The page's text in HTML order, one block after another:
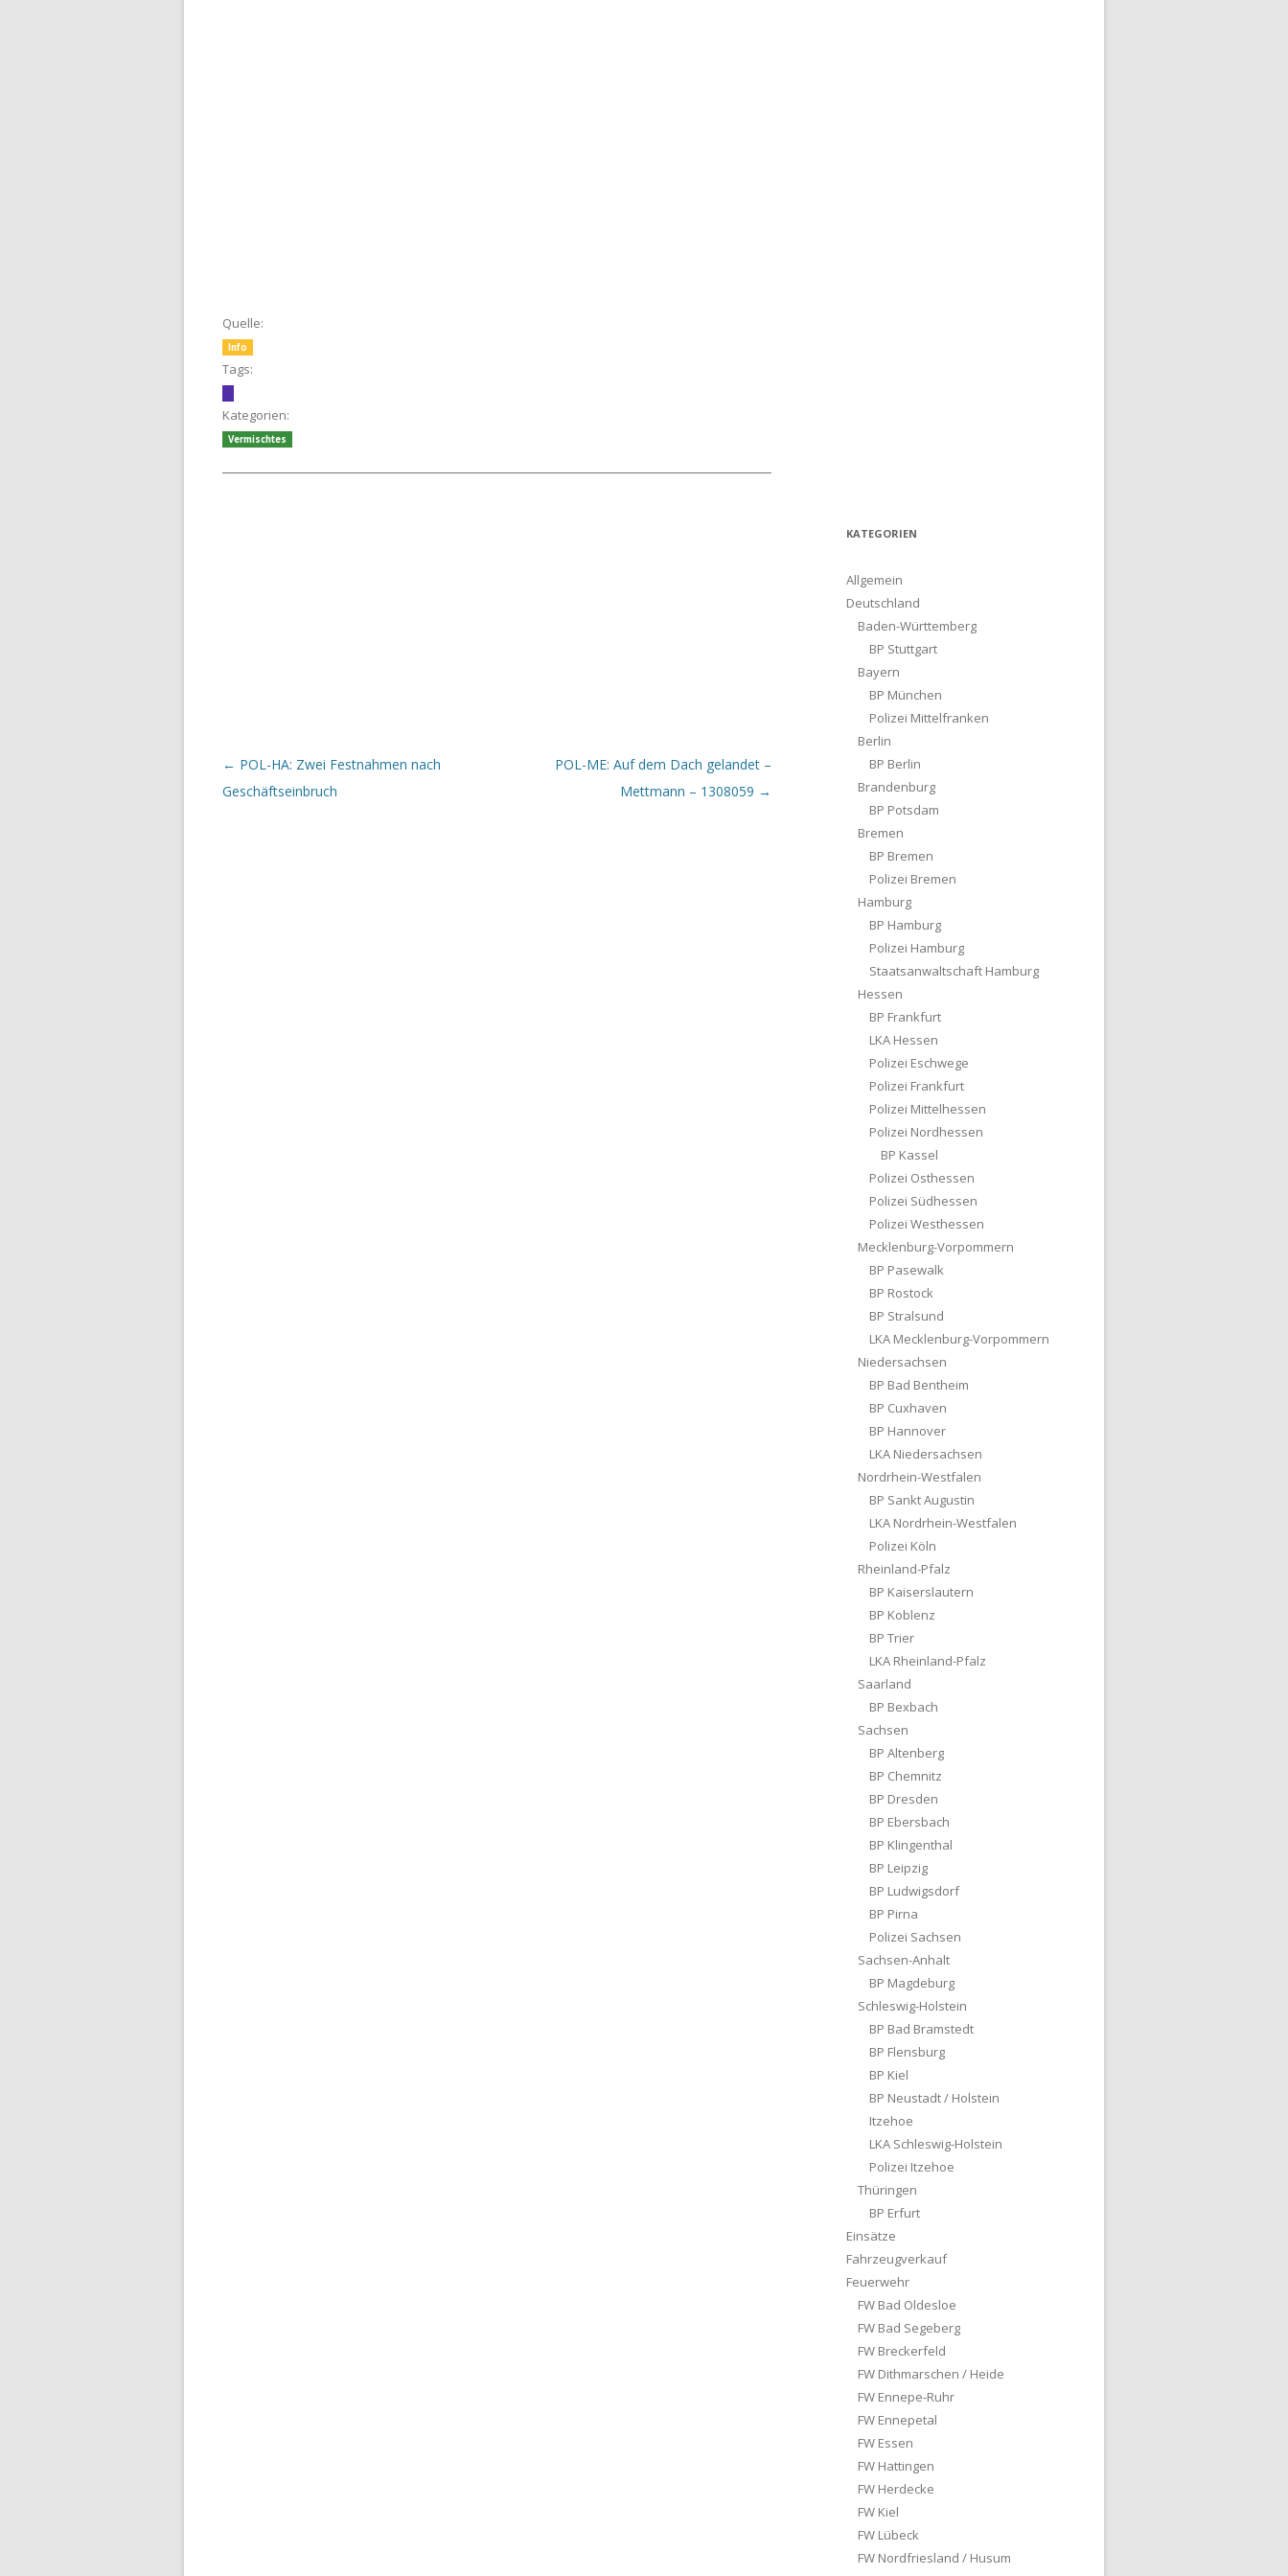
Quelle:
Info
Tags:
Kategorien:
Vermischtes
Beitrags-Navigation
← POL-HA: Zwei Festnahmen nach
Geschäftseinbruch
POL-ME: Auf dem Dach gelandet –
Mettmann – 1308059 →
KATEGORIEN
Allgemein
Deutschland
Baden-Württemberg
BP Stuttgart
Bayern
BP München
Polizei Mittelfranken
Berlin
BP Berlin
Brandenburg
BP Potsdam
Bremen
BP Bremen
Polizei Bremen
Hamburg
BP Hamburg
Polizei Hamburg
Staatsanwaltschaft Hamburg
Hessen
BP Frankfurt
LKA Hessen
Polizei Eschwege
Polizei Frankfurt
Polizei Mittelhessen
Polizei Nordhessen
BP Kassel
Polizei Osthessen
Polizei Südhessen
Polizei Westhessen
Mecklenburg-Vorpommern
BP Pasewalk
BP Rostock
BP Stralsund
LKA Mecklenburg-Vorpommern
Niedersachsen
BP Bad Bentheim
BP Cuxhaven
BP Hannover
LKA Niedersachsen
Nordrhein-Westfalen
BP Sankt Augustin
LKA Nordrhein-Westfalen
Polizei Köln
Rheinland-Pfalz
BP Kaiserslautern
BP Koblenz
BP Trier
LKA Rheinland-Pfalz
Saarland
BP Bexbach
Sachsen
BP Altenberg
BP Chemnitz
BP Dresden
BP Ebersbach
BP Klingenthal
BP Leipzig
BP Ludwigsdorf
BP Pirna
Polizei Sachsen
Sachsen-Anhalt
BP Magdeburg
Schleswig-Holstein
BP Bad Bramstedt
BP Flensburg
BP Kiel
BP Neustadt / Holstein
Itzehoe
LKA Schleswig-Holstein
Polizei Itzehoe
Thüringen
BP Erfurt
Einsätze
Fahrzeugverkauf
Feuerwehr
FW Bad Oldesloe
FW Bad Segeberg
FW Breckerfeld
FW Dithmarschen / Heide
FW Ennepe-Ruhr
FW Ennepetal
FW Essen
FW Hattingen
FW Herdecke
FW Kiel
FW Lübeck
FW Nordfriesland / Husum